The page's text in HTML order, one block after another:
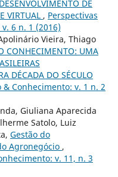
DE
VIRTUAL , Perspectivas
6 n. 1 (2016)
Vieira, Thiago
CONHECIMENTO: UMA
DÉCADA DO SÉCULO
& Conhecimento: v. 1 n. 2
Giuliana Aparecida
Satolo, Luiz
Gestão do
Agronegócio ,
v. 11, n. 3